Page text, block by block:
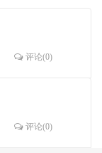
评论(0)
评论(0)